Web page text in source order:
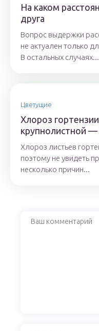
На каком
друга
Вопрос выдержки
не актуален только
В остальных случаях...
Цветущие
Хлороз
крупнолистной —
Хлороз листьев
поэтому не увидеть
несколько причин...